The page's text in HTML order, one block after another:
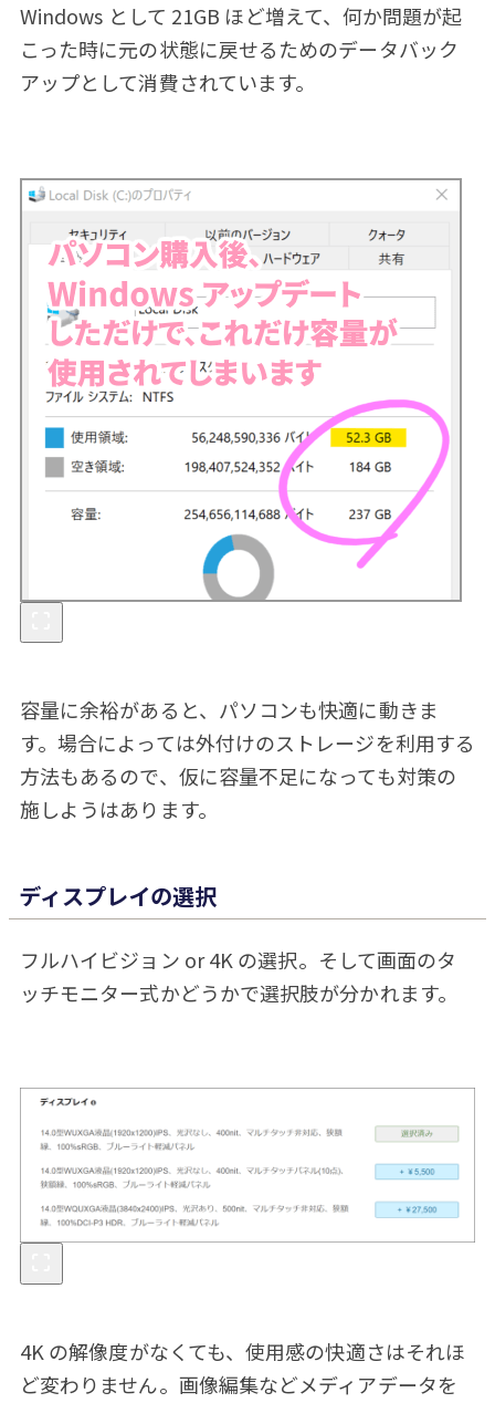
Windows として 21GB ほど増えて、何か問題が起
こった時に元の状態に戻せるためのデータバック
アップとして消費されています。
容量に余裕があると、パソコンも快適に動きま
す。場合によっては外付けのストレージを利用する
方法もあるので、仮に容量不足になっても対策の
施しようはあります。
ディスプレイの選択
フルハイビジョン or 4K の選択。そして画面のタ
ッチモニター式かどうかで選択肢が分かれます。
4K の解像度がなくても、使用感の快適さはそれほ
ど変わりません。画像編集などメディアデータを